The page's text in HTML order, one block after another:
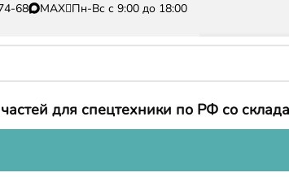
68 MAX Пн-Вс с 9:00 до 18:00
для спецтехники по РФ со